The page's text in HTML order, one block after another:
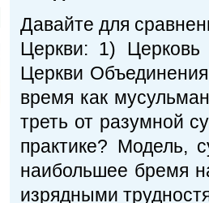
Давайте для
Церкви: 1)
Церкви
время как
треть от разумной
практике? Модель,
наибольшее бремя
изрядными